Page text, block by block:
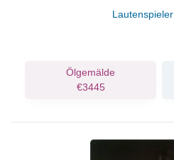
Lautenspieler
Ölgemälde
€3445